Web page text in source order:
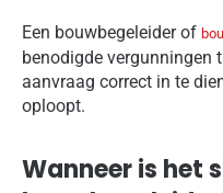
Een bouwbegeleider of
benodigde vergunningen
aanvraag correct in te
oploopt.
Wanneer is het